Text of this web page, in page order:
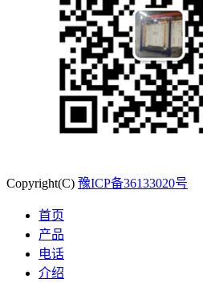
Copyright(C) 豫ICP备36133020号
首页
产品
电话
介绍